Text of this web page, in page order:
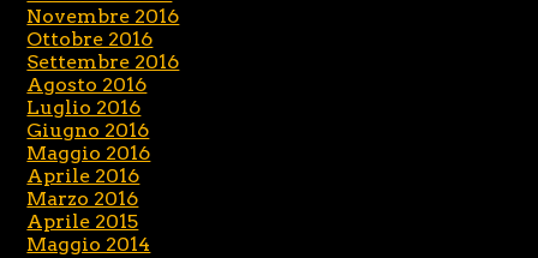
Novembre 2016
Ottobre 2016
Settembre 2016
Agosto 2016
Luglio 2016
Giugno 2016
Maggio 2016
Aprile 2016
Marzo 2016
Aprile 2015
Maggio 2014